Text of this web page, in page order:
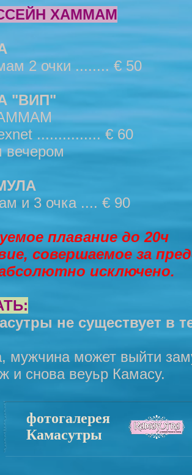
ХАММАМ
2 очки ........ € 50
"ВИП"
............... € 60
вечером
и 3 очка .... € 90
плавание до 20ч
совершаемое за
исключено.
не существует в
мужчина может выйти
и снова веуьр Камасу.
фотогалерея
Камасутры